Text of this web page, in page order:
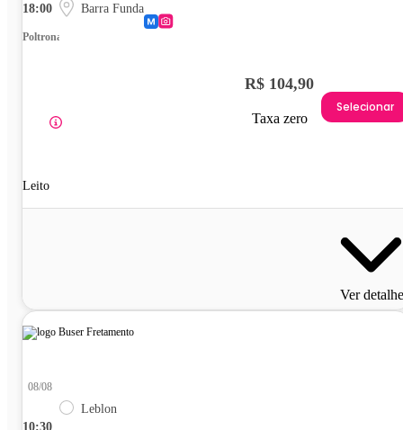
18:00 Barra Funda
Poltrona
Leito
R$ 104,90
Taxa zero
Selecionar
Ver
10:30
08/08
Leblon